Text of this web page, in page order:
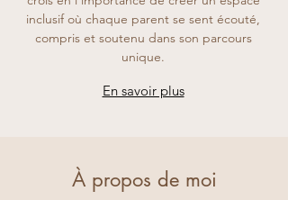
inclusif où chaque parent se sent écouté,
compris et soutenu dans son parcours
unique.
En savoir plus
À propos de moi